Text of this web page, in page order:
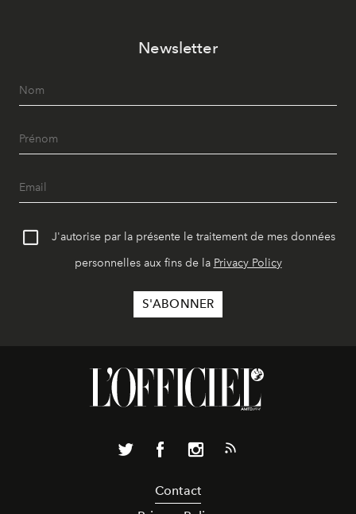
Newsletter
J'autorise par la présente le traitement de mes données
personnelles aux fins de la Privacy Policy
Contact